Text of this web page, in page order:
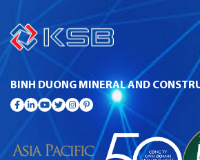
BINH DUONG MINERAL AND